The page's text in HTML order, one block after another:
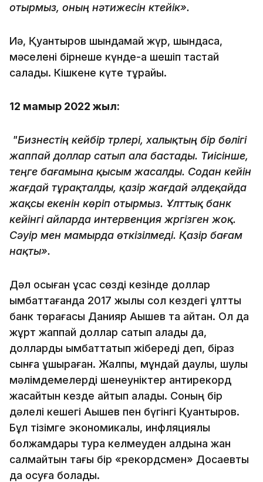
отырмыз, оның нәтижесін күтейік».
Иә, Қуантыров шындамай жүр, шындаса,
мәселені бірнеше күнде-ақ шешіп тастай
салады. Кішкене күте тұрайық.
12 мамыр 2022 жыл:
"Бизнестің кейбір түрлері, халықтың бір бөлігі
жаппай доллар сатып ала бастады. Тиісінше,
теңге бағамына қысым жасалды. Содан кейін
жағдай тұрақталды, қазір жағдай әлдеқайда
жақсы екенін көріп отырмыз. Ұлттық банк
кейінгі айларда интервенция жүргізген жоқ.
Сәуір мен мамырда өткізілмеді. Қазір бағам
нақты».
Дәл осыған ұқсас сөзді кезінде доллар
қымбаттағанда 2017 жылы сол кездегі ұлттық
банк төрағасы Данияр Ақышев та айтқан. Ол да
жұрт жаппай доллар сатып алады да,
долларды қымбаттатып жібереді деп, біраз
сынға ұшыраған. Жалпы, мұндай даулы, шулы
мәлімдемелерді шенеуніктер антирекорд
жасайтын кезде айтып қалады. Соның бір
дәлелі кешегі Ақышев пен бүгінгі Қуантыров.
Бұл тізімге экономикалық, инфляциялық
болжамдары тура келмеуден алдына жан
салмайтын тағы бір «рекордсмен» Досаевты
да қосуға болады.